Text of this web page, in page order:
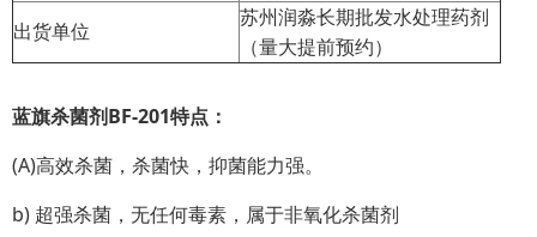
出货单位
苏州润淼长期批发水处理药剂
（量大提前预约）
蓝旗杀菌剂BF-201特点：
(A)高效杀菌，杀菌快，抑菌能力强。
b) 超强杀菌，无任何毒素，属于非氧化杀菌剂